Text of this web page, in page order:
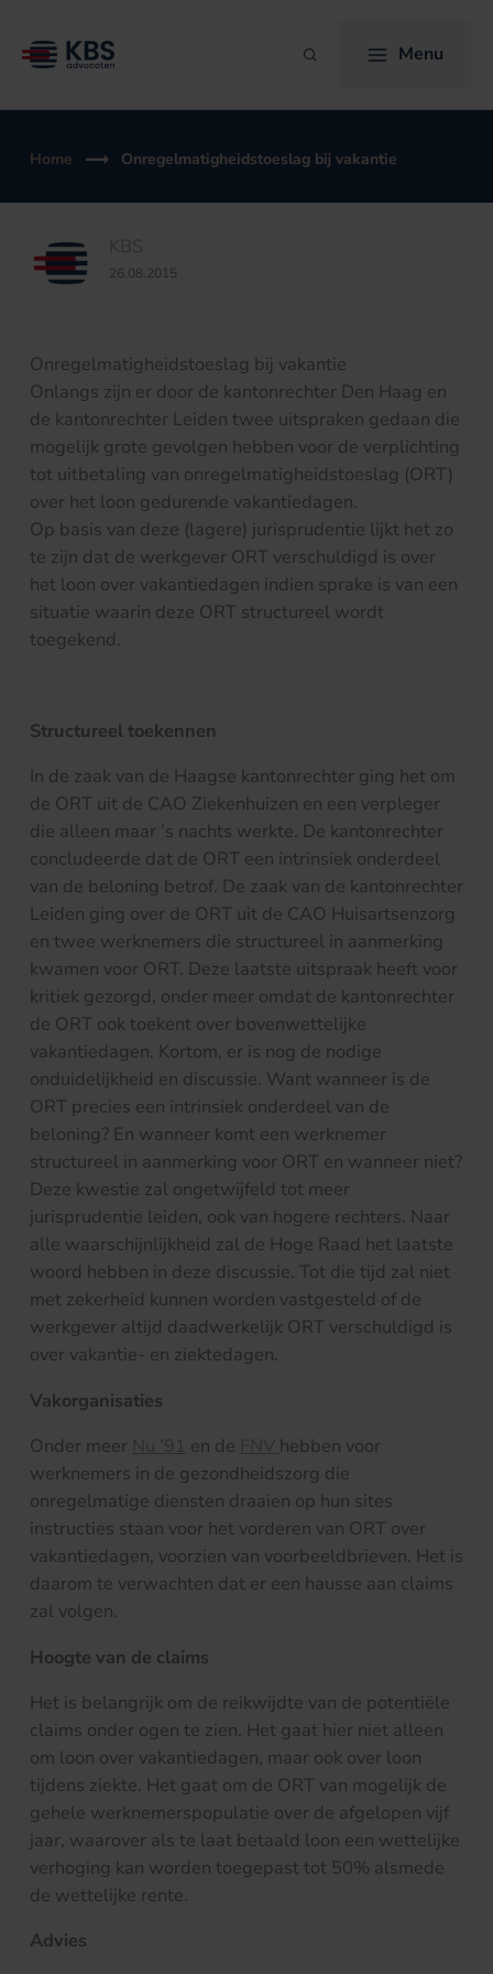
naar
Zoeken Menu
Home Onregelmatigheidstoeslag bij vakantie
KBS
26.08.2015
Onregelmatigheidstoeslag bij vakantie
Onlangs zijn er door de kantonrechter Den Haag en
de kantonrechter Leiden twee uitspraken gedaan die
mogelijk grote gevolgen hebben voor de verplichting
tot uitbetaling van onregelmatigheidstoeslag (ORT)
over het loon gedurende vakantiedagen.
Op basis van deze (lagere) jurisprudentie lijkt het zo
te zijn dat de werkgever ORT verschuldigd is over
het loon over vakantiedagen indien sprake is van een
situatie waarin deze ORT structureel wordt
toegekend.
Structureel toekennen
In de zaak van de Haagse kantonrechter ging het om
de ORT uit de CAO Ziekenhuizen en een verpleger
die alleen maar ’s nachts werkte. De kantonrechter
concludeerde dat de ORT een intrinsiek onderdeel
van de beloning betrof. De zaak van de kantonrechter
Leiden ging over de ORT uit de CAO Huisartsenzorg
en twee werknemers die structureel in aanmerking
kwamen voor ORT. Deze laatste uitspraak heeft voor
kritiek gezorgd, onder meer omdat de kantonrechter
de ORT ook toekent over bovenwettelijke
vakantiedagen. Kortom, er is nog de nodige
onduidelijkheid en discussie. Want wanneer is de
ORT precies een intrinsiek onderdeel van de
beloning? En wanneer komt een werknemer
structureel in aanmerking voor ORT en wanneer niet?
Deze kwestie zal ongetwijfeld tot meer
jurisprudentie leiden, ook van hogere rechters. Naar
alle waarschijnlijkheid zal de Hoge Raad het laatste
woord hebben in deze discussie. Tot die tijd zal niet
met zekerheid kunnen worden vastgesteld of de
werkgever altijd daadwerkelijk ORT verschuldigd is
over vakantie- en ziektedagen.
Vakorganisaties
Onder meer Nu ’91 en de FNV hebben voor
werknemers in de gezondheidszorg die
onregelmatige diensten draaien op hun sites
instructies staan voor het vorderen van ORT over
vakantiedagen, voorzien van voorbeeldbrieven. Het is
daarom te verwachten dat er een hausse aan claims
zal volgen.
Hoogte van de claims
Het is belangrijk om de reikwijdte van de potentiële
claims onder ogen te zien. Het gaat hier niet alleen
om loon over vakantiedagen, maar ook over loon
tijdens ziekte. Het gaat om de ORT van mogelijk de
gehele werknemerspopulatie over de afgelopen vijf
jaar, waarover als te laat betaald loon een wettelijke
verhoging kan worden toegepast tot 50% alsmede
de wettelijke rente.
Advies